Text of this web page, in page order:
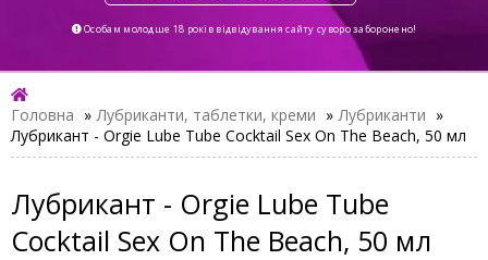
Особам молодше 18 років відвідування сайту суворо заборонено!
Головна » Лубриканти, таблетки, креми » Лубриканти »
Лубрикант - Orgie Lube Tube Cocktail Sex On The Beach, 50 мл
Лубрикант - Orgie Lube Tube
Cocktail Sex On The Beach, 50 мл